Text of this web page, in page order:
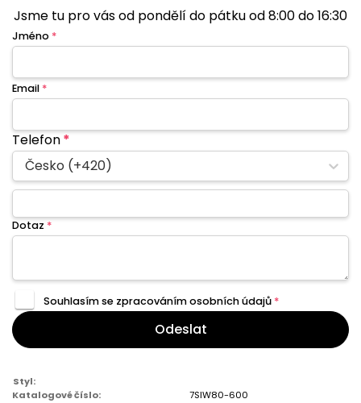
Jsme tu pro vás od pondělí do pátku od 8:00 do 16:30
Jméno *
Email *
Telefon*
Česko (+420)
Dotaz *
Souhlasím se zpracovánímosobních údajů *
Odeslat
Styl:
Katalogové číslo:
7SIW80-600